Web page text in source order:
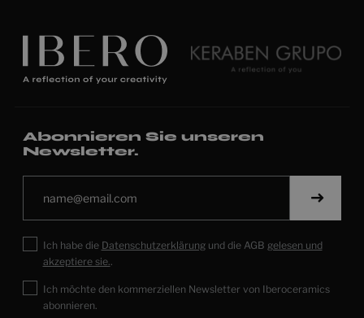
Abonnieren Sie unseren
Newsletter.
Ich habe die Datenschutzerklärungund die AGB gelesen und
akzeptiere sie..
Ich möchte den kommerziellen Newsletter von Iberoceramics
abonnieren.